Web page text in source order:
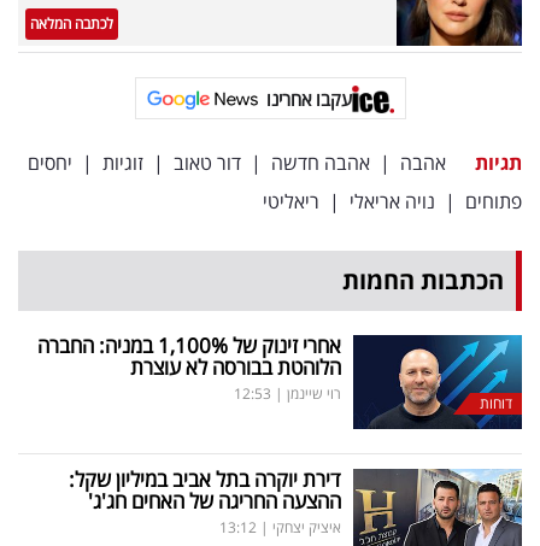
לכתבה המלאה
עקבו אחרינו
תגיות אהבה | אהבה חדשה | דור טאוב | זוגיות | יחסים
פתוחים | נויה אריאלי | ריאליטי
הכתבות החמות
דוחות
אחרי זינוק של 1,100% במניה: החברה
הלוהטת בבורסה לא עוצרת
רוי שיינמן |
12:53
דירת יוקרה בתל אביב במיליון שקל:
ההצעה החריגה של האחים חג'ג'
איציק יצחקי |
13:12